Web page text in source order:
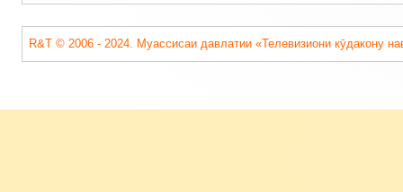
R&T © 2006 - 2024. Муассисаи давлатии «Телевизиони кӯдакону